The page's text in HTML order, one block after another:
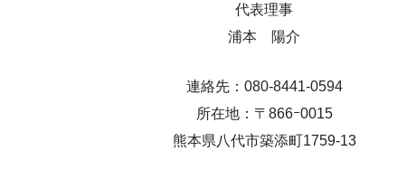
代表理事
浦本 陽介
連絡先：080-8441-0594
所在地：〒866ｰ0015
熊本県八代市築添町1759-13